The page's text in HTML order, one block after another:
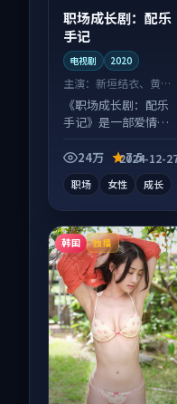
职场成长剧：配乐
手记
电视剧 2020
主演： 新垣结衣、黄渤
等
《职场成长剧：配乐
手记》是一部爱情向
素齐全，观感爽快不
24万 7.5
2024-12-
职场 女性 成长
韩国 独播